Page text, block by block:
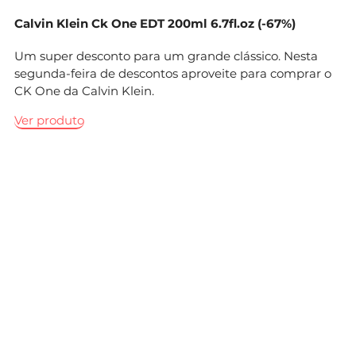
Calvin Klein Ck One EDT 200ml 6.7fl.oz (-67%)
Um super desconto para um grande clássico. Nesta
segunda-feira de descontos aproveite para comprar o
CK One da Calvin Klein.
Ver produto